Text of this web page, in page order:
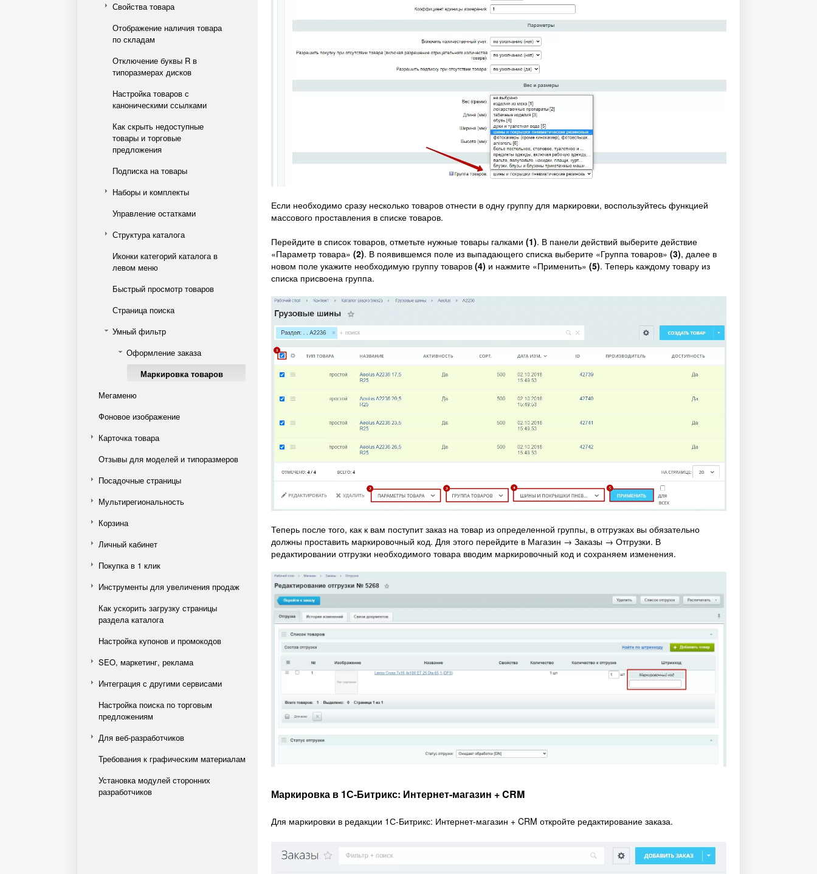
Свойства товара
Отображение наличия товара
по складам
Отключение буквы R в
типоразмерах дисков
Настройка товаров с
каноническими ссылками
Как скрыть недоступные
товары и торговые
предложения
Подписка на товары
Наборы и комплекты
Управление остатками
Структура каталога
Иконки категорий каталога в
левом меню
Быстрый просмотр товаров
Страница поиска
Умный фильтр
Оформление заказа
Маркировка товаров
Мегаменю
Фоновое изображение
Карточка товара
Отзывы для моделей и типоразмеров
Посадочные страницы
Мультирегиональность
Корзина
Личный кабинет
Покупка в 1 клик
Инструменты для увеличения продаж
Как ускорить загрузку страницы
раздела каталога
Настройка купонов и промокодов
SEO, маркетинг, реклама
Интеграция с другими сервисами
Настройка поиска по торговым
предложениям
Для веб-разработчиков
Требования к графическим материалам
Установка модулей сторонних
разработчиков
Если необходимо сразу несколько товаров отнести в одну группу для маркировки, воспользуйтесь функцией
массового проставления в списке товаров.
Перейдите в список товаров, отметьте нужные товары галками (1). В панели действий выберите действие
«Параметр товара» (2). В появившемся поле из выпадающего списка выберите «Группа товаров» (3), далее в
новом поле укажите необходимую группу товаров (4) и нажмите «Применить» (5). Теперь каждому товару из
списка присвоена группа.
Теперь после того, как к вам поступит заказ на товар из определенной группы, в отгрузках вы обязательно
должны проставить маркировочный код. Для этого перейдите в Магазин → Заказы → Отгрузки. В
редактировании отгрузки необходимого товара вводим маркировочный код и сохраняем изменения.
Маркировка в 1С-Битрикс: Интернет-магазин + CRM
Для маркировки в редакции 1С-Битрикс: Интернет-магазин + CRM откройте редактирование заказа.